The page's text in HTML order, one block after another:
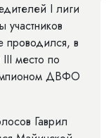
I лиги
участников
проводился, в
место по
ДВФО
Гаврил